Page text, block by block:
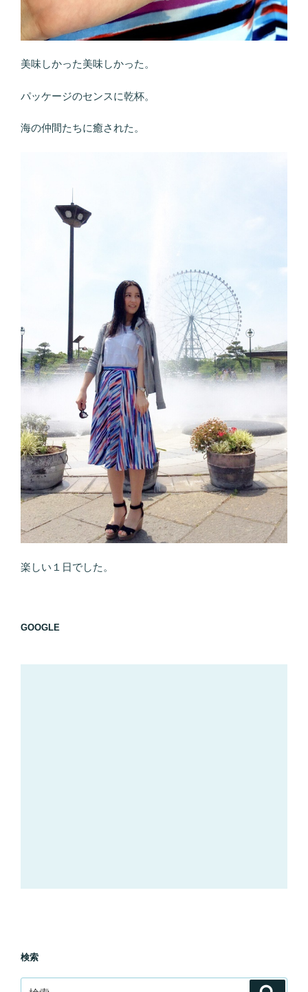
美味しかった美味しかった。
パッケージのセンスに乾杯。
海の仲間たちに癒された。
楽しい１日でした。
GOOGLE
検索